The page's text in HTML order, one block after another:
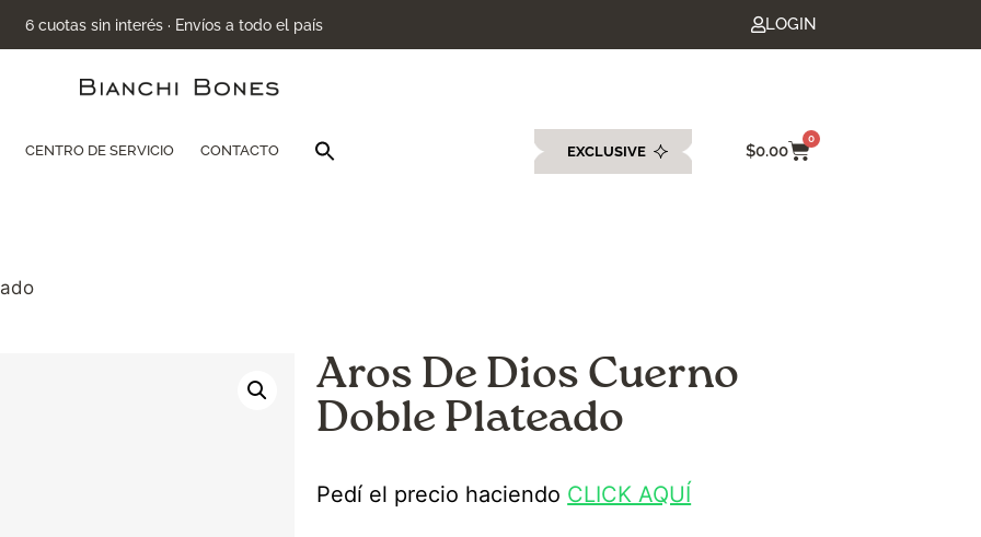
6 cuotas sin interés · Envíos a todo el país LOGIN
CENTRO DE SERVICIO CONTACTO EXCLUSIVE $0.00
0
Aros De Dios Cuerno
Doble Plateado
Pedí el precio haciendo CLICK AQUÍ